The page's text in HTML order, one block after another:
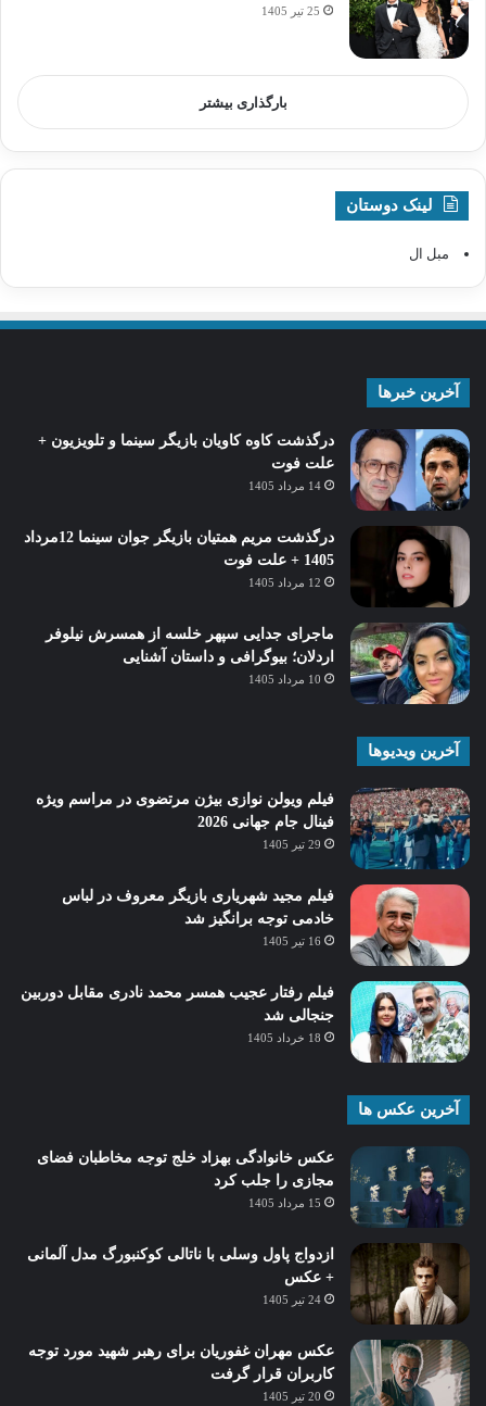
25 تیر 1405
بارگذاری بیشتر
لینک دوستان
مبل ال
آخرین خبرها
درگذشت کاوه کاویان بازیگر سینما و تلویزیون +
علت فوت
14 مرداد 1405
درگذشت مریم همتیان بازیگر جوان سینما 12مرداد
1405 + علت فوت
12 مرداد 1405
ماجرای جدایی سپهر خلسه از همسرش نیلوفر
اردلان؛ بیوگرافی و داستان آشنایی
10 مرداد 1405
آخرین ویدیوها
فیلم ویولن نوازی بیژن مرتضوی در مراسم ویژه
فینال جام جهانی 2026
29 تیر 1405
فیلم مجید شهریاری بازیگر معروف در لباس
خادمی توجه برانگیز شد
16 تیر 1405
فیلم رفتار عجیب همسر محمد نادری مقابل دوربین
جنجالی شد
18 خرداد 1405
آخرین عکس ها
عکس خانوادگی بهزاد خلج توجه مخاطبان فضای
مجازی را جلب کرد
15 مرداد 1405
ازدواج پاول وسلی با ناتالی کوکنبورگ مدل آلمانی
+ عکس
24 تیر 1405
عکس مهران غفوریان برای رهبر شهید مورد توجه
کاربران قرار گرفت
20 تیر 1405